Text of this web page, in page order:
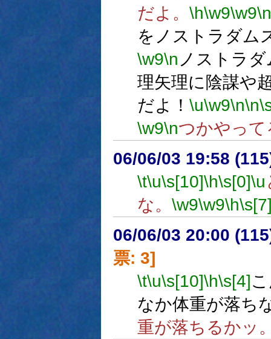
だよ。 \h\w9\w9\n
をノストラダム
\w9\n ノストラ
理矢理に陰謀や
だよ！ \u\w9\n\n
\w9\nつかやっ
06/06/03 19:58
\t\u\s[10]\h\s[0]\u
な。 \w9\w9\h
06/06/03 20:00
票: 3]
\t\u\s[10]\h\s[4]
なか体重が落ち
重が落ちるかッ